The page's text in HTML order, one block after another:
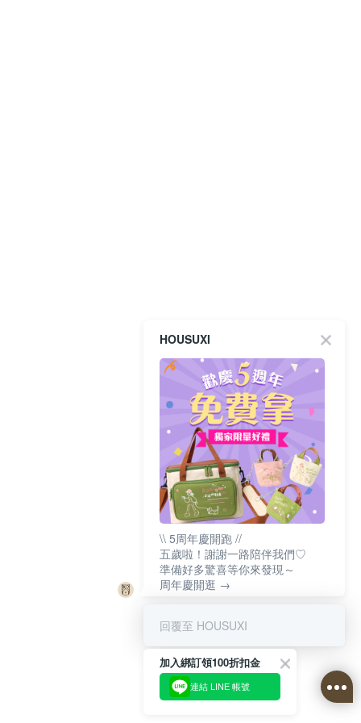
HOUSUXI
\\ 5周年慶開跑 //
五歲啦！謝謝一路陪伴我們♡
準備好多驚喜等你來發現～
周年慶開逛 →
回覆至 HOUSUXI
加入綁訂領100折扣金
連結 LINE 帳號